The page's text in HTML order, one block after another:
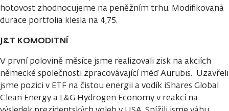
hotovost zhodnocujeme na peněžním trhu. Modifikovaná
durace portfolia klesla na 4,75.
J&T KOMODITNÍ
V první polovině měsíce jsme realizovali zisk na akciích
německé společnosti zpracovávající měď Aurubis. Uzavřeli
jsme pozici v ETF na čistou energii a vodík iShares Global
Clean Energy a L&G Hydrogen Economy v reakci na